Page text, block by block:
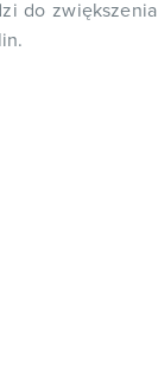
do zwiększenia